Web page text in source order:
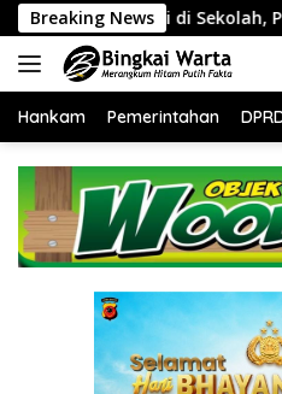
Langsung
ke
konten
Breaking News
Pembiaran di Luar : Ironi
Hankam Pemerintahan